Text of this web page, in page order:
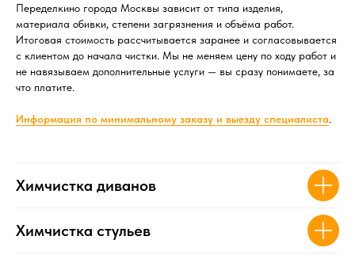
Переделкино города Москвы зависит от типа изделия,
материала обивки, степени загрязнения и объёма работ.
Итоговая стоимость рассчитывается заранее и согласовывается
с клиентом до начала чистки. Мы не меняем цену по ходу работ и
не навязываем дополнительные услуги — вы сразу понимаете, за
что платите.
Информация по минимальному заказу и выезду специалиста.
Химчистка диванов
Химчистка стульев